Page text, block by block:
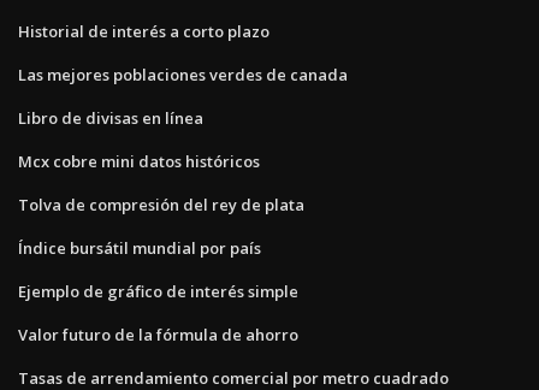
Historial de interés a corto plazo
Las mejores poblaciones verdes de canada
Libro de divisas en línea
Mcx cobre mini datos históricos
Tolva de compresión del rey de plata
Índice bursátil mundial por país
Ejemplo de gráfico de interés simple
Valor futuro de la fórmula de ahorro
Tasas de arrendamiento comercial por metro cuadrado